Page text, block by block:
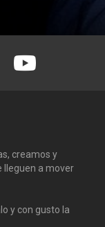
Youtube
creamos y
lleguen a mover
y con gusto la